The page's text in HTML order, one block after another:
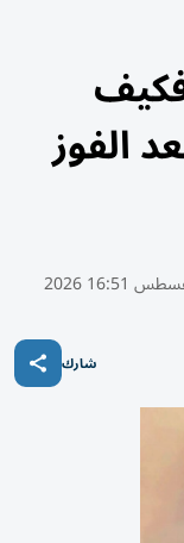
الفوز
شارك